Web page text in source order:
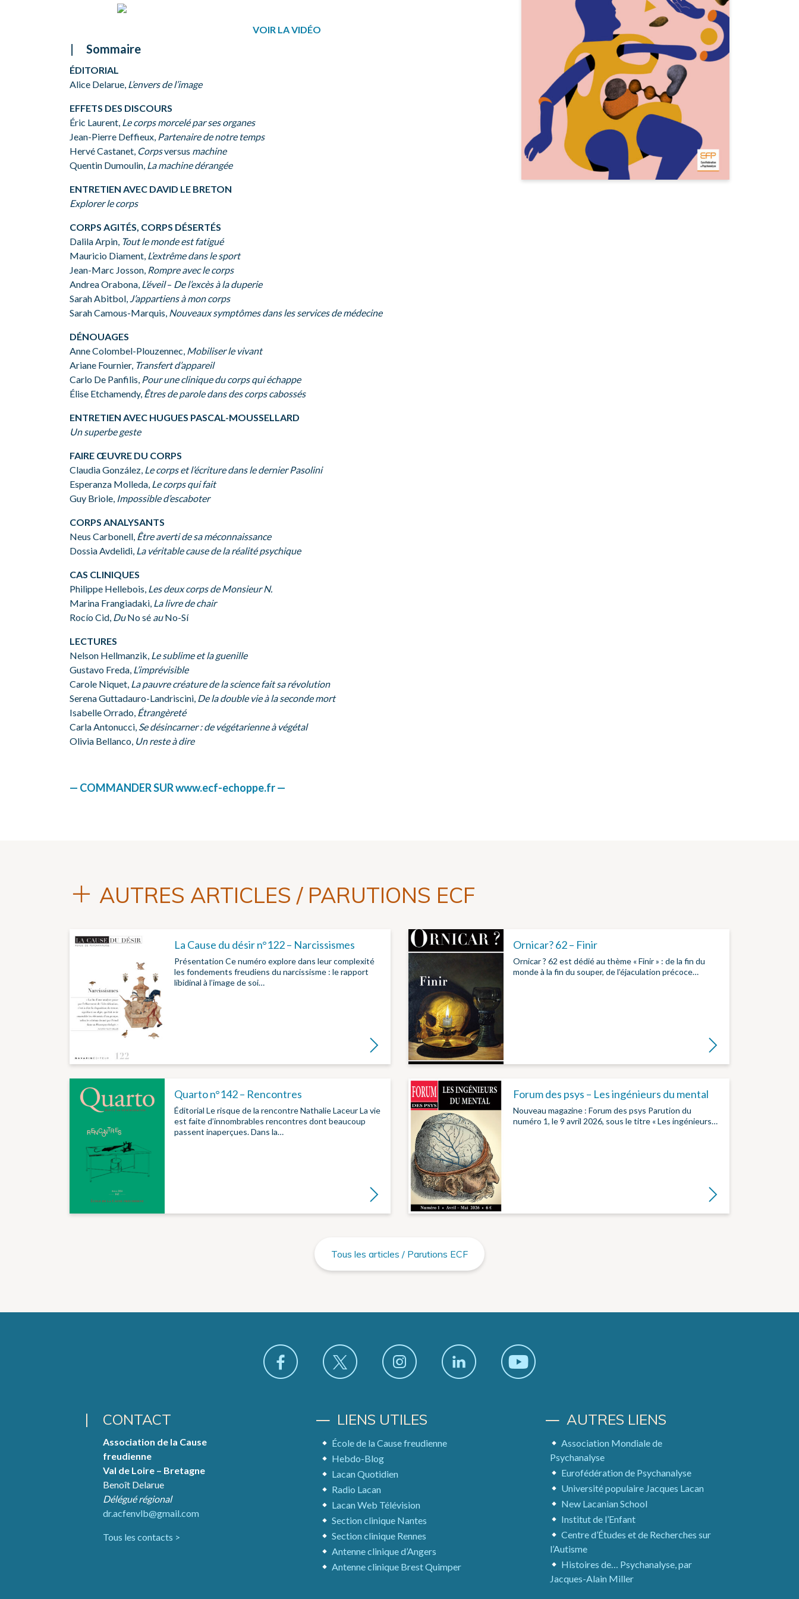
VOIR LA VIDÉO
Sommaire
ÉDITORIAL
Alice Delarue, L’envers de l’image
EFFETS DES DISCOURS
Éric Laurent, Le corps morcelé par ses organes
Jean-Pierre Deffieux, Partenaire de notre temps
Hervé Castanet, Corpsversus machine
Quentin Dumoulin, La machine dérangée
ENTRETIEN AVEC DAVID LE BRETON
Explorer le corps
CORPS AGITÉS, CORPS DÉSERTÉS
Dalila Arpin, Tout le monde est fatigué
Mauricio Diament, L’extrême dans le sport
Jean-Marc Josson, Rompre avec le corps
Andrea Orabona, L’éveil– De l’excès à la duperie
Sarah Abitbol, J’appartiens à mon corps
Sarah Camous-Marquis, Nouveaux symptômes dans les services de médecine
DÉNOUAGES
Anne Colombel-Plouzennec, Mobiliser le vivant
Ariane Fournier, Transfert d’appareil
Carlo De Panfilis, Pour une clinique du corps qui échappe
Élise Etchamendy, Êtres de parole dans des corps cabossés
ENTRETIEN AVEC HUGUES PASCAL-MOUSSELLARD
Un superbe geste
FAIRE ŒUVRE DU CORPS
Claudia González, Le corps et l’écriture dans le dernier Pasolini
Esperanza Molleda, Le corps qui fait
Guy Briole, Impossible d’escaboter
CORPS ANALYSANTS
Neus Carbonell, Être averti de sa méconnaissance
Dossia Avdelidi, La véritable cause de la réalité psychique
CAS CLINIQUES
Philippe Hellebois, Les deux corps de Monsieur N.
Marina Frangiadaki, La livre de chair
Rocío Cid, DuNo sé auNo-Sí
LECTURES
Nelson Hellmanzik, Le sublime et la guenille
Gustavo Freda, L’imprévisible
Carole Niquet, La pauvre créature de la science fait sa révolution
Serena Guttadauro-Landriscini, De la double vie à la seconde mort
Isabelle Orrado, Étrangèreté
Carla Antonucci, Se désincarner : de végétarienne à végétal
Olivia Bellanco, Un reste à dire
— COMMANDER SUR www.ecf-echoppe.fr —
AUTRES ARTICLES / PARUTIONS ECF
La Cause du désir n°122 – Narcissismes
Présentation Ce numéro explore dans leur complexité
les fondements freudiens du narcissisme : le rapport
libidinal à l’image de soi…
Lire la suite
Ornicar? 62 – Finir
Ornicar ? 62 est dédié au thème « Finir » : de la fin du
monde à la fin du souper, de l’éjaculation précoce…
Lire la suite
Quarto n°142 – Rencontres
Éditorial Le risque de la rencontre Nathalie Laceur La vie
est faite d’innombrables rencontres dont beaucoup
passent inaperçues. Dans la…
Lire la suite
Forum des psys – Les ingénieurs du mental
Nouveau magazine : Forum des psys Parution du
numéro 1, le 9 avril 2026, sous le titre « Les ingénieurs…
Lire la suite
Tous les articles / Parutions ECF
CONTACT
Association de la Cause
freudienne
Val de Loire – Bretagne
Benoît Delarue
Délégué régional
dr.acfenvlb@gmail.com
Tous les contacts >
LIENS UTILES
École de la Cause freudienne
Hebdo-Blog
Lacan Quotidien
Radio Lacan
Lacan Web Télévision
Section clinique Nantes
Section clinique Rennes
Antenne clinique d’Angers
Antenne clinique Brest Quimper
AUTRES LIENS
Association Mondiale de
Psychanalyse
Eurofédération de Psychanalyse
Université populaire Jacques Lacan
New Lacanian School
Institut de l’Enfant
Centre d’Études et de Recherches sur
l’Autisme
Histoires de… Psychanalyse, par
Jacques-Alain Miller